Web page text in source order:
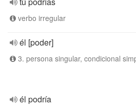
verbo irregular
él [poder]
3. persona singular, condicional
él podría